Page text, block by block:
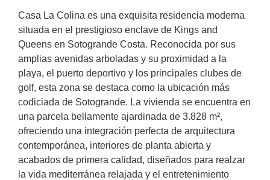
Casa La Colina es una exquisita residencia moderna
situada en el prestigioso enclave de Kings and
Queens en Sotogrande Costa. Reconocida por sus
amplias avenidas arboladas y su proximidad a la
playa, el puerto deportivo y los principales clubes de
golf, esta zona se destaca como la ubicación más
codiciada de Sotogrande. La vivienda se encuentra en
una parcela bellamente ajardinada de 3.828 m²,
ofreciendo una integración perfecta de arquitectura
contemporánea, interiores de planta abierta y
acabados de primera calidad, diseñados para realzar
la vida mediterránea relajada y el entretenimiento